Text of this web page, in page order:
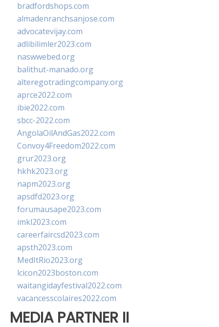
bradfordshops.com
almadenranchsanjose.com
advocatevijay.com
adlibilimler2023.com
naswwebed.org
balithut-manado.org
alteregotradingcompany.org
aprce2022.com
ibie2022.com
sbcc-2022.com
AngolaOilAndGas2022.com
Convoy4Freedom2022.com
grur2023.org
hkhk2023.org
napm2023.org
apsdfd2023.org
forumausape2023.com
imkl2023.com
careerfaircsd2023.com
apsth2023.com
MedItRio2023.org
lcicon2023boston.com
waitangidayfestival2022.com
vacancesscolaires2022.com
MEDIA PARTNER II